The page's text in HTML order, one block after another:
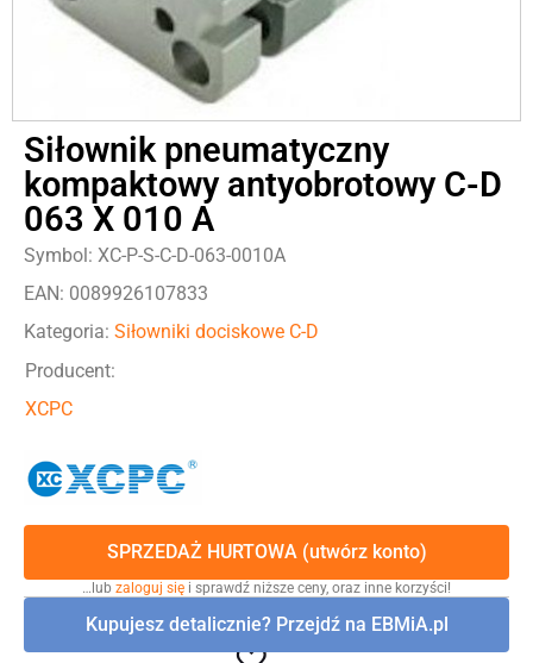
Siłownik pneumatyczny
kompaktowy antyobrotowy C-D
063 X 010 A
Symbol: XC-P-S-C-D-063-0010A
EAN: 0089926107833
Kategoria: Siłowniki dociskowe C-D
Producent:
XCPC
SPRZEDAŻ HURTOWA (utwórz konto)
…lub zaloguj się i sprawdź niższe ceny, oraz inne korzyści!
Kupujesz detalicznie? Przejdź na EBMiA.pl